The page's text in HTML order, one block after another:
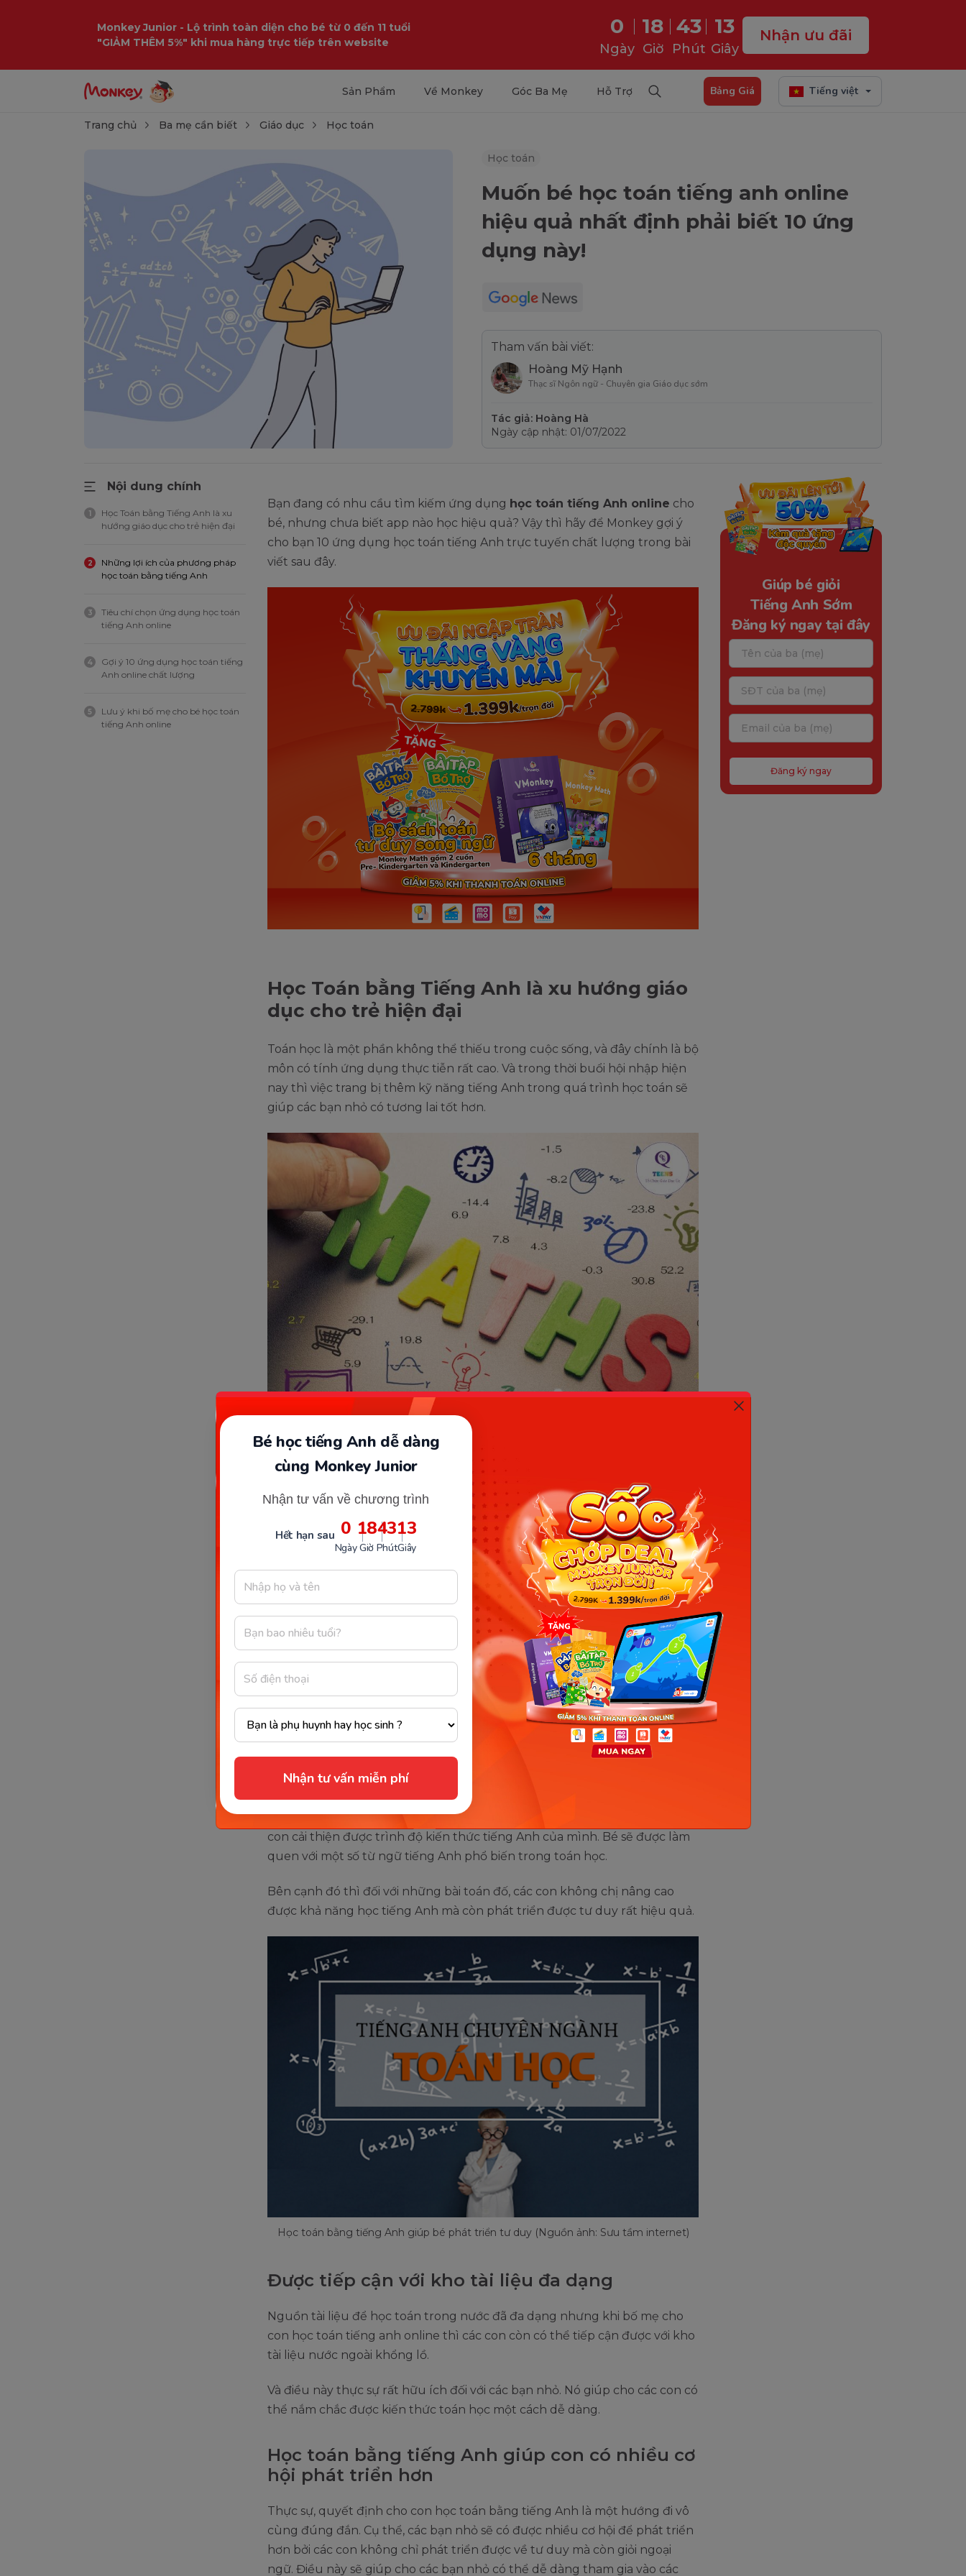
Monkey Junior - Lộ trình toàn diện cho bé từ 0 đến 11 tuổi
"GIẢM THÊM 5%" khi mua hàng trực tiếp trên website
0
Ngày
18
Giờ
43
Phút
12
Giây
Nhận ưu đãi
Sản Phẩm Về Monkey Góc Ba Mẹ Hỗ Trợ Bảng Giá Tiếng việt
Bé học tiếng Anh dễ dàng
cùng Monkey Junior
Nhận tư vấn về chương trình
Hết hạn sau 0
Ngày
18
Giờ
43
Phút
12
Giây
Nhận tư vấn miễn phí
Trang chủ Ba mẹ cần biết Giáo dục Học toán
Học toán
Muốn bé học toán tiếng anh online
hiệu quả nhất định phải biết 10 ứng
dụng này!
Tham vấn bài viết:
Hoàng Mỹ Hạnh
Thạc sĩ Ngôn ngữ - Chuyên gia Giáo dục sớm
Tác giả: Hoàng Hà
Ngày cập nhật: 01/07/2022
Nội dung chính
1
Học Toán bằng Tiếng Anh là xu
hướng giáo dục cho trẻ hiện đại
2
Những lợi ích của phương pháp
học toán bằng tiếng Anh
3
Tiêu chí chọn ứng dụng học toán
tiếng Anh online
4
Gợi ý 10 ứng dụng học toán tiếng
Anh online chất lượng
5
Lưu ý khi bố mẹ cho bé học toán
tiếng Anh online
Bạn đang có nhu cầu tìm kiếm ứng dụng học toán tiếng Anh online cho
bé, nhưng chưa biết app nào học hiệu quả? Vậy thì hãy để Monkey gợi ý
cho bạn 10 ứng dụng học toán tiếng Anh trực tuyến chất lượng trong bài
viết sau đây.
Học Toán bằng Tiếng Anh là xu hướng giáo
dục cho trẻ hiện đại
Toán học là một phần không thể thiếu trong cuộc sống, và đây chính là bộ
môn có tính ứng dụng thực tiễn rất cao. Và trong thời buổi hội nhập hiện
nay thì việc trang bị thêm kỹ năng tiếng Anh trong quá trình học toán sẽ
giúp các bạn nhỏ có tương lai tốt hơn.
Xu hướng học toán bằng tiếng Anh phổ biến hiện nay (Nguồn ảnh: Sưu tầm internet)
Vì lẽ đó mà các bậc phụ huynh đang ngày càng muốn cho bé học toán
tiếng Anh online hơn. Và việc cho bé học toán bằng tiếng Anh thực sự rất
thú vị. Nó giúp cho các con nhận được rất nhiều lợi ích khác nhau.
Những lợi ích của phương pháp học toán
bằng tiếng Anh
Không phải ngẫu nhiên mà các bậc phụ huynh lại "đổ xô" cho bé học toán
bằng tiếng Anh. Sở dĩ phương pháp học toán bằng tiếng Anh này được
nhiều bậc phụ huynh lựa chọn là vì mang đến các lợi ích nhất định cho bé
Con có thể phát triển khả năng tư duy và
ngoại ngữ tốt hơn
Việc đưa tiếng Anh vào giảng dạy trong
con cải thiện được trình độ kiến thức tiếng Anh của mình. Bé sẽ được làm
quen với một số từ ngữ tiếng Anh phổ biến trong toán học.
Bên cạnh đó thì đối với những bài toán đố, các con không chị nâng cao
được khả năng học tiếng Anh mà còn phát triển được tư duy rất hiệu quả.
Học toán bằng tiếng Anh giúp bé phát triển tư duy (Nguồn ảnh: Sưu tầm internet)
Được tiếp cận với kho tài liệu đa dạng
Nguồn tài liệu để học toán trong nước đã đa dạng nhưng khi bố mẹ cho
con học toán tiếng anh online thì các con còn có thể tiếp cận được với kho
tài liệu nước ngoài khổng lồ.
Và điều này thực sự rất hữu ích đối với các bạn nhỏ. Nó giúp cho các con có
thể nắm chắc được kiến thức toán học một cách dễ dàng.
Học toán bằng tiếng Anh giúp con có nhiều cơ
hội phát triển hơn
Thực sự, quyết định cho con học toán bằng tiếng Anh là một hướng đi vô
cùng đúng đắn. Cụ thể, các bạn nhỏ sẽ có được nhiều cơ hội để phát triển
hơn bởi các con không chỉ phát triển được về tư duy mà còn giỏi ngoại
ngữ. Điều này sẽ giúp cho các bạn nhỏ có thể dễ dàng tham gia vào các
Giúp bé giỏi
Tiếng Anh Sớm
Đăng ký ngay tại đây
Đăng ký ngay